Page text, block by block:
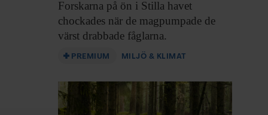
Forskarna på ön i Stilla havet
chockades när de magpumpade de
värst drabbade fåglarna.
PREMIUM MILJÖ & KLIMAT